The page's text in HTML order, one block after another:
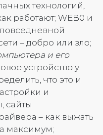
технологий,
работают; WEB0 и
– добро или зло;
и его
устройство у
что это и
и
сайты
– как выжать
максимум;